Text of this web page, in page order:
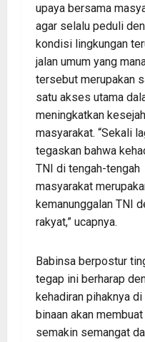
upaya bersama
agar selalu peduli
kondisi lingkungan
jalan umum yang
tersebut merupakan
satu akses utama
meningkatkan
masyarakat. “Sekali
tegaskan bahwa
TNI di tengah-tengah
masyarakat
kemanunggalan TNI
rakyat,” ucapnya.
Babinsa berpostur
tegap ini berharap
kehadiran pihaknya
binaan akan
semakin semangat